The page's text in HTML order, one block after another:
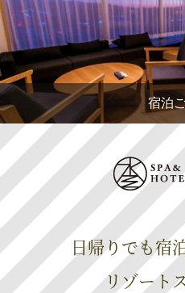
宿泊
日帰りでも宿
リゾート